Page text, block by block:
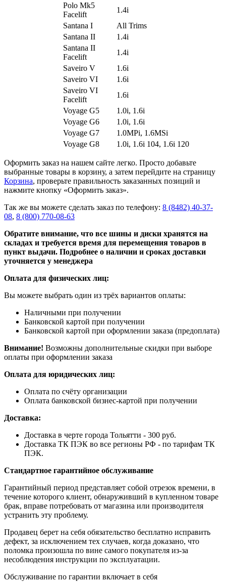
Polo Mk5
Facelift
1.4i
Santana I
All Trims
Santana II
1.4i
Santana II
Facelift
1.4i
Saveiro V
1.6i
Saveiro VI
1.6i
Saveiro VI
Facelift
1.6i
Voyage G5
1.0i, 1.6i
Voyage G6
1.0i, 1.6i
Voyage G7
1.0MPi, 1.6MSi
Voyage G8
1.0i, 1.6i 104, 1.6i 120
Оформить заказ на нашем сайте легко. Просто добавьте
выбранные товары в корзину, а затем перейдите на страницу
Корзина, проверьте правильность заказанных позиций и
нажмите кнопку «Оформить заказ».
Так же вы можете сделать заказ по телефону: 8 (8482) 40-37-
08, 8 (800) 770-08-63
Обратите внимание, что все шины и диски хранятся на
складах и требуется время для перемещения товаров в
пункт выдачи. Подробнее о наличии и сроках доставки
уточняется у менеджера
Оплата для физических лиц:
Вы можете выбрать один из трёх вариантов оплаты:
Наличными при получении
Банковской картой при получении
Банковской картой при оформлении заказа (предоплата)
Внимание! Возможны дополнительные скидки при выборе
оплаты при оформлении заказа
Оплата для юридических лиц:
Оплата по счёту организации
Оплата банковской бизнес-картой при получении
Доставка:
Доставка в черте города Тольятти - 300 руб.
Доставка ТК ПЭК во все регионы РФ - по тарифам ТК
ПЭК.
Стандартное гарантийное обслуживание
Гарантийный период представляет собой отрезок времени, в
течение которого клиент, обнаруживший в купленном товаре
брак, вправе потребовать от магазина или производителя
устранить эту проблему.
Продавец берет на себя обязательство бесплатно исправить
дефект, за исключением тех случаев, когда доказано, что
поломка произошла по вине самого покупателя из-за
несоблюдения инструкции по эксплуатации.
Обслуживание по гарантии включает в себя